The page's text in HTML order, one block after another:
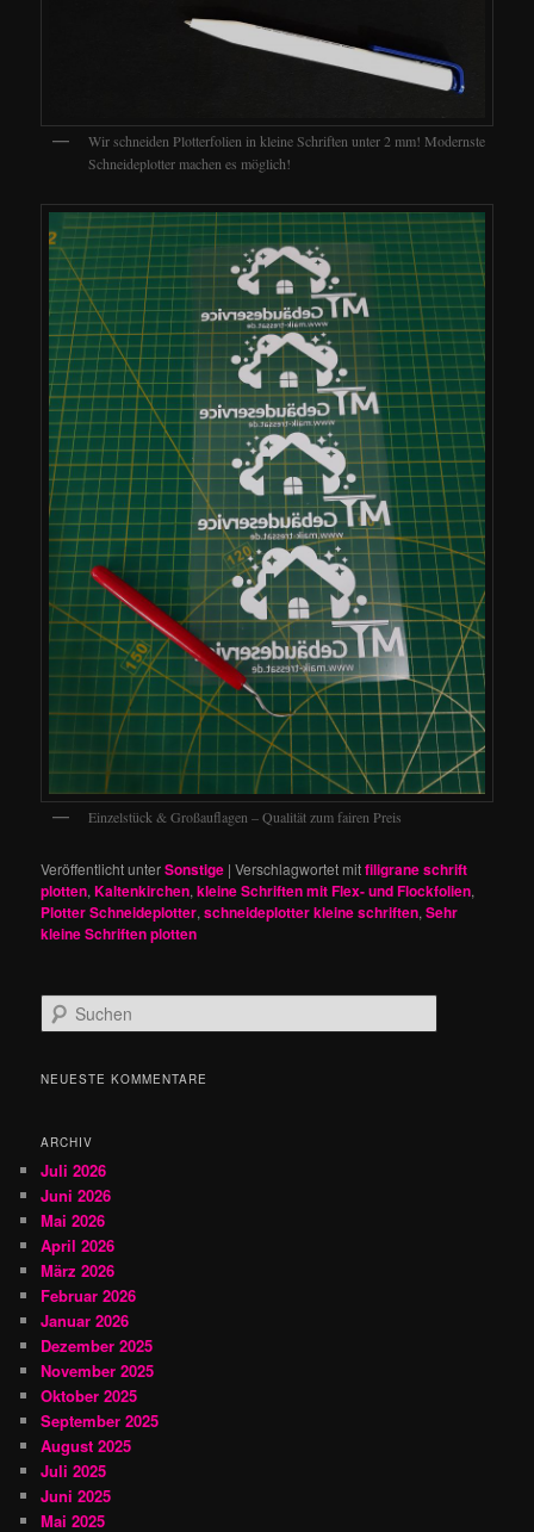
Wir schneiden Plotterfolien in kleine Schriften unter 2 mm! Modernste
Schneideplotter machen es möglich!
Einzelstück & Großauflagen – Qualität zum fairen Preis
Veröffentlicht unterSonstige |Verschlagwortet mitfiligrane schrift
plotten,Kaltenkirchen,kleine Schriften mit Flex- und Flockfolien,
Plotter Schneideplotter,schneideplotter kleine schriften,Sehr
kleine Schriften plotten
u
h
NEUESTE KOMMENTARE
ARCHIV
Juli 2026
Juni 2026
Mai 2026
April 2026
März 2026
Februar 2026
Januar 2026
Dezember 2025
November 2025
Oktober 2025
September 2025
August 2025
Juli 2025
Juni 2025
Mai 2025